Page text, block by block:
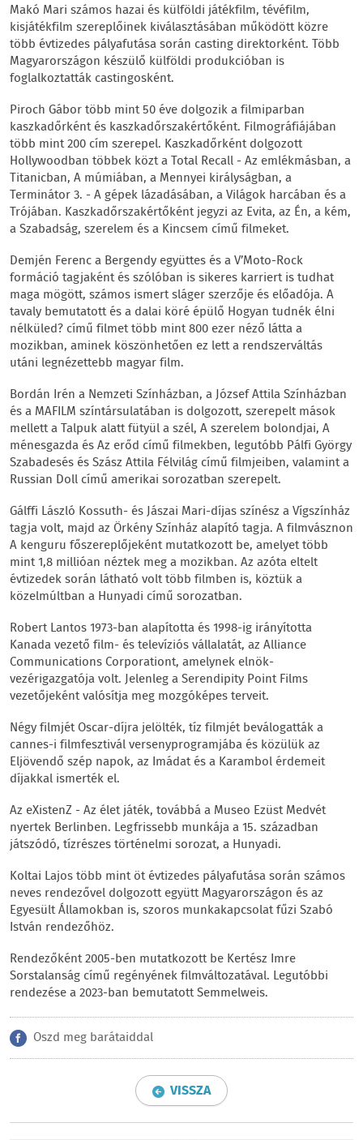
Makó Mari számos hazai és külföldi játékfilm, tévéfilm,
kisjátékfilm szereplőinek kiválasztásában működött közre
több évtizedes pályafutása során casting direktorként. Több
Magyarországon készülő külföldi produkcióban is
foglalkoztatták castingosként.
Piroch Gábor több mint 50 éve dolgozik a filmiparban
kaszkadőrként és kaszkadőrszakértőként. Filmográfiájában
több mint 200 cím szerepel. Kaszkadőrként dolgozott
Hollywoodban többek közt a Total Recall - Az emlékmásban, a
Titanicban, A múmiában, a Mennyei királyságban, a
Terminátor 3. - A gépek lázadásában, a Világok harcában és a
Trójában. Kaszkadőrszakértőként jegyzi az Evita, az Én, a kém,
a Szabadság, szerelem és a Kincsem című filmeket.
Demjén Ferenc a Bergendy együttes és a V’Moto-Rock
formáció tagjaként és szólóban is sikeres karriert is tudhat
maga mögött, számos ismert sláger szerzője és előadója. A
tavaly bemutatott és a dalai köré épülő Hogyan tudnék élni
nélküled? című filmet több mint 800 ezer néző látta a
mozikban, aminek köszönhetően ez lett a rendszerváltás
utáni legnézettebb magyar film.
Bordán Irén a Nemzeti Színházban, a József Attila Színházban
és a MAFILM színtársulatában is dolgozott, szerepelt mások
mellett a Talpuk alatt fütyül a szél, A szerelem bolondjai, A
ménesgazda és Az erőd című filmekben, legutóbb Pálfi György
Szabadesés és Szász Attila Félvilág című filmjeiben, valamint a
Russian Doll című amerikai sorozatban szerepelt.
Gálffi László Kossuth- és Jászai Mari-díjas színész a Vígszínház
tagja volt, majd az Örkény Színház alapító tagja. A filmvásznon
A kenguru főszereplőjeként mutatkozott be, amelyet több
mint 1,8 millióan néztek meg a mozikban. Az azóta eltelt
évtizedek során látható volt több filmben is, köztük a
közelmúltban a Hunyadi című sorozatban.
Robert Lantos 1973-ban alapította és 1998-ig irányította
Kanada vezető film- és televíziós vállalatát, az Alliance
Communications Corporationt, amelynek elnök-
vezérigazgatója volt. Jelenleg a Serendipity Point Films
vezetőjeként valósítja meg mozgóképes terveit.
Négy filmjét Oscar-díjra jelölték, tíz filmjét beválogatták a
cannes-i filmfesztivál versenyprogramjába és közülük az
Eljövendő szép napok, az Imádat és a Karambol érdemeit
díjakkal ismerték el.
Az eXistenZ - Az élet játék, továbbá a Museo Ezüst Medvét
nyertek Berlinben. Legfrissebb munkája a 15. században
játszódó, tízrészes történelmi sorozat, a Hunyadi.
Koltai Lajos több mint öt évtizedes pályafutása során számos
neves rendezővel dolgozott együtt Magyarországon és az
Egyesült Államokban is, szoros munkakapcsolat fűzi Szabó
István rendezőhöz.
Rendezőként 2005-ben mutatkozott be Kertész Imre
Sorstalanság című regényének filmváltozatával. Legutóbbi
rendezése a 2023-ban bemutatott Semmelweis.
Oszd meg barátaiddal
VISSZA